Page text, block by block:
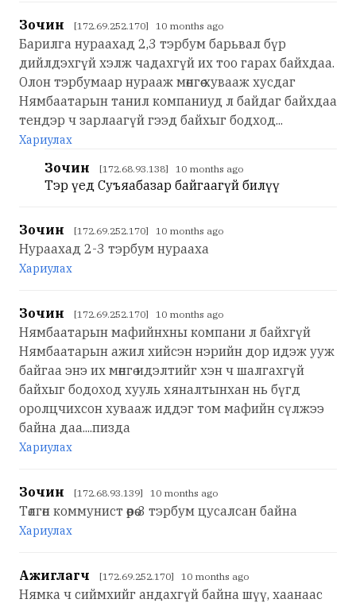
Зочин [172.69.252.170] 10 months ago
Барилга нураахад 2,3 тэрбум барьвал бүр
дийлдэхгүй хэлж чадахгүй их тоо гарах байхдаа.
Олон тэрбумаар нурааж мөнгөө хувааж хусдаг
Нямбаатарын танил компаниуд л байдаг байхдаа
тендэр ч зарлаагүй гээд байхыг бодход...
Хариулах
Зочин [172.68.93.138] 10 months ago
Тэр үед Суъяабазар байгаагүй билүү
Зочин [172.69.252.170] 10 months ago
Нураахад 2-3 тэрбум нурааха
Хариулах
Зочин [172.69.252.170] 10 months ago
Нямбаатарын мафийнхны компани л байхгүй
Нямбаатарын ажил хийсэн нэрийн дор идэж ууж
байгаа энэ их мөнгө идэлтийг хэн ч шалгахгүй
байхыг бодоход хууль хяналтынхан нь бүгд
оролцчихсон хувааж иддэг том мафийн сүлжээ
байна даа....пизда
Хариулах
Зочин [172.68.93.139] 10 months ago
Төлгөн коммунист өөрөө 3 тэрбум цусалсан байна
Хариулах
Ажиглагч [172.69.252.170] 10 months ago
Нямка ч сиймхийг андахгүй байна шүү, хаанаас